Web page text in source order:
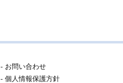
- お問い合わせ
- 個人情報保護方針